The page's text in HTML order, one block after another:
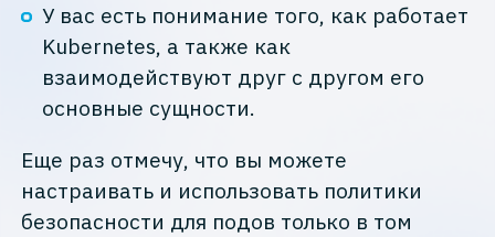
У вас есть понимание того, как работает
Kubernetes, а также как
взаимодействуют друг с другом его
основные сущности.
Еще раз отмечу, что вы можете
настраивать и использовать политики
безопасности для подов только в том